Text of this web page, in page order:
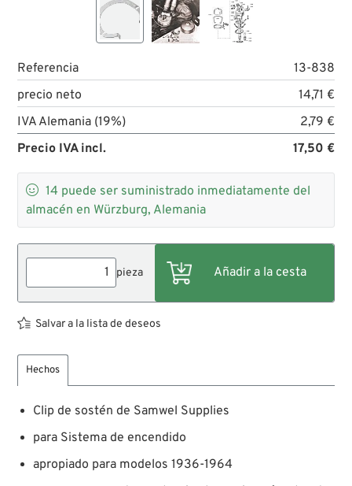
Referencia
13-838
precio neto
14,71 €
IVA Alemania (19%)
2,79 €
Precio IVA incl.
17,50 €
 14 puede ser suministrado inmediatamente del
almacén en Würzburg, Alemania
pieza
Salvar a la lista de deseos
Hechos
Clip de sostén de Samwel Supplies
para Sistema de encendido
apropiado para modelos 1936-1964